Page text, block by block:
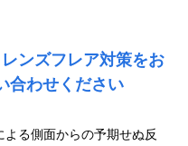
ンズフレア対策をお
合わせください
る側面からの予期せぬ反